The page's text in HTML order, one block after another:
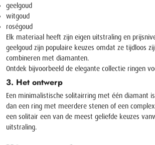
geelgoud
witgoud
roségoud
Elk materiaal heeft zijn eigen uitstraling en
geelgoud zijn populaire keuzes omdat ze tijdloos
combineren met diamanten.
Ontdek bijvoorbeeld de elegante collectie ringen
3. Het ontwerp
Een minimalistische solitairring met één diamant
dan een ring met meerdere stenen of een
een solitair een van de meest geliefde keuzes
uitstraling.